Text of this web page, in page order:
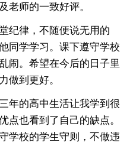
老师的一致好评。
纪律，不随便说无用的
同学学习。课下遵守学校
闹。希望在今后的日子里
做到更好。
年的高中生活让我学到很
点也看到了自己的缺点。
学校的学生守则，不做违